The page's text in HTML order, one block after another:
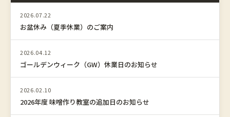
2026.07.22
お盆休み（夏季休業）のご案内
2026.04.12
ゴールデンウィーク（GW）休業日のお知らせ
2026.02.10
2026年度 味噌作り教室の追加日のお知らせ